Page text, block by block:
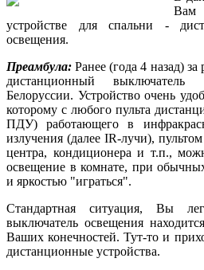
Вам
устройстве для спальни -
освещения.
Преамбула: Ранее (года 4 назад)
дистанционный выключатель
Белоруссии. Устройство очень
которому с любого пульта
ПДУ) работающего в
излучения (далее IR-лучи),
центра, кондиционера и т.п.,
освещение в комнате, при
и яркостью "играться".
Стандартная ситуация, Вы
выключатель освещения
Ваших конечностей. Тут-то и
дистанционные устройства.